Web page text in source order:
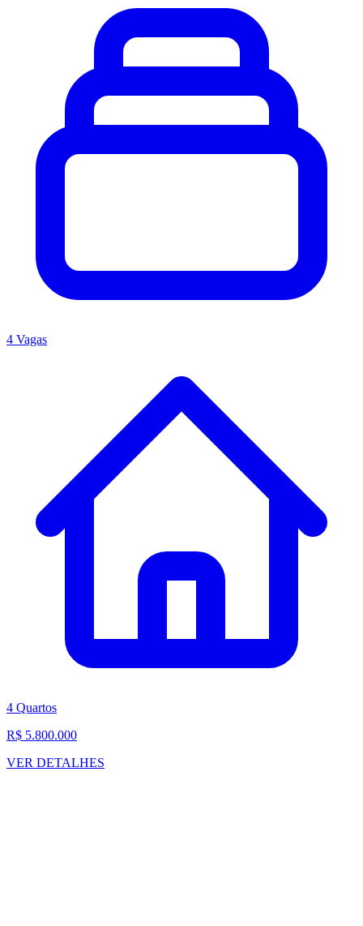
4 Vagas
4 Quartos
R$ 5.800.000
VER DETALHES